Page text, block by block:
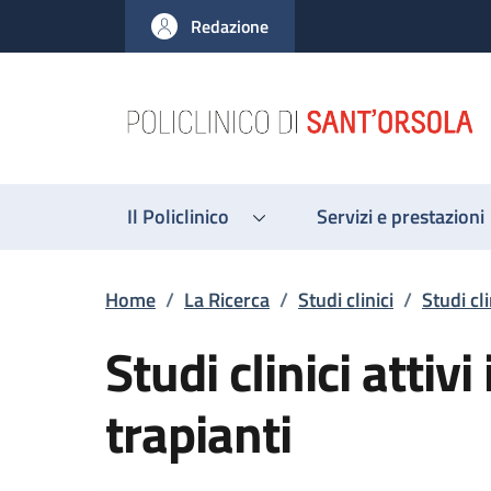
al contenuto principale
to footer content
Redazione
Il Policlinico Servizi e prestazioni
Briciole di pane
Home / La Ricerca / Studi clinici / Studi
Studi clinici attivi
trapianti